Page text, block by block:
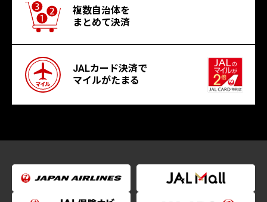
複数自治体を
まとめて決済
JALカード決済で
マイルがたまる